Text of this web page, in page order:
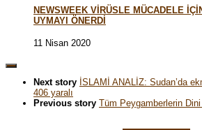
NEWSWEEK VİRÜSLE MÜCADELE
UYMAYI ÖNERDİ
11 Nisan 2020
Next story İSLAMİ ANALİZ: Sudan’da
406 yaralı
Previous story Tüm Peygamberlerin Dini